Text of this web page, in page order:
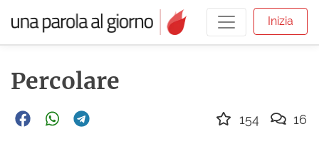
Inizia
Percolare
154 16